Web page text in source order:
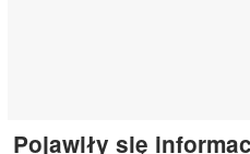
Pojawiły się